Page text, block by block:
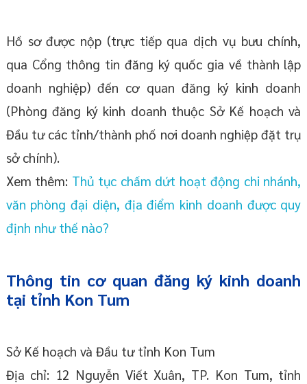
Hồ sơ được nộp (trực tiếp qua dịch vụ bưu chính,
qua Cổng thông tin đăng ký quốc gia về thành lập
doanh nghiệp) đến cơ quan đăng ký kinh doanh
(Phòng đăng ký kinh doanh thuộc Sở Kế hoạch và
Đầu tư các tỉnh/thành phố nơi doanh nghiệp đặt trụ
sở chính).
Xem thêm: Thủ tục chấm dứt hoạt động chi nhánh,
văn phòng đại diện, địa điểm kinh doanh được quy
định như thế nào?
Thông tin cơ quan đăng ký kinh doanh
tại tỉnh Kon Tum
Sở Kế hoạch và Đầu tư tỉnh Kon Tum
Địa chỉ: 12 Nguyễn Viết Xuân, TP. Kon Tum, tỉnh